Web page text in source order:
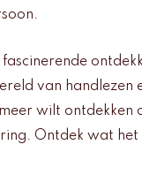
van handlezen
wilt ontdekken
Ontdek wat het